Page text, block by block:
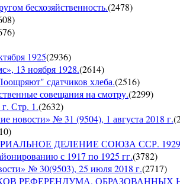
бесхозяйственность.(2478)
)
)
1925(2936)
13 ноября 1928.(2614)
сдатчиков хлеба.(2516)
совещания на смотру.(2299)
Стр. 1.(2632)
№ 31 (9504), 1 августа 2018 г.(
)
ДЕЛЕНИЕ СОЮЗА ССР.
с 1917 по 1925 гг.(3782)
№ 30(9503), 25 июля 2018 г.(2717)
РЕФЕРЕНДУМА, ОБРАЗОВАННЫХ